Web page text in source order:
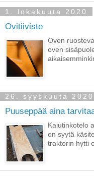
1. lokakuuta 2020
Ovitiiviste
Oven
oven
26. syyskuuta 2020
Puuseppää aina
Kaiutinkotelo
on syytä
traktorin hytti